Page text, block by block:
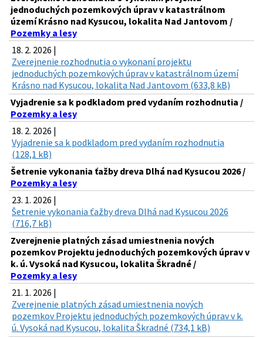
jednoduchých pozemkových úprav v katastrálnom
území Krásno nad Kysucou, lokalita Nad Jantovom /
Pozemky a lesy
18. 2. 2026 |
Zverejnenie rozhodnutia o vykonaní projektu
jednoduchých pozemkových úprav v katastrálnom území
Krásno nad Kysucou, lokalita Nad Jantovom (633,8 kB)
Vyjadrenie sa k podkladom pred vydaním rozhodnutia /
Pozemky a lesy
18. 2. 2026 |
Vyjadrenie sa k podkladom pred vydaním rozhodnutia
(128,1 kB)
Šetrenie vykonania ťažby dreva Dlhá nad Kysucou 2026 /
Pozemky a lesy
23. 1. 2026 |
Šetrenie vykonania ťažby dreva Dlhá nad Kysucou 2026
(716,7 kB)
Zverejnenie platných zásad umiestnenia nových
pozemkov Projektu jednoduchých pozemkových úprav v
k. ú. Vysoká nad Kysucou, lokalita Škradné /
Pozemky a lesy
21. 1. 2026 |
Zverejnenie platných zásad umiestnenia nových
pozemkov Projektu jednoduchých pozemkových úprav v k.
ú. Vysoká nad Kysucou, lokalita Škradné (734,1 kB)